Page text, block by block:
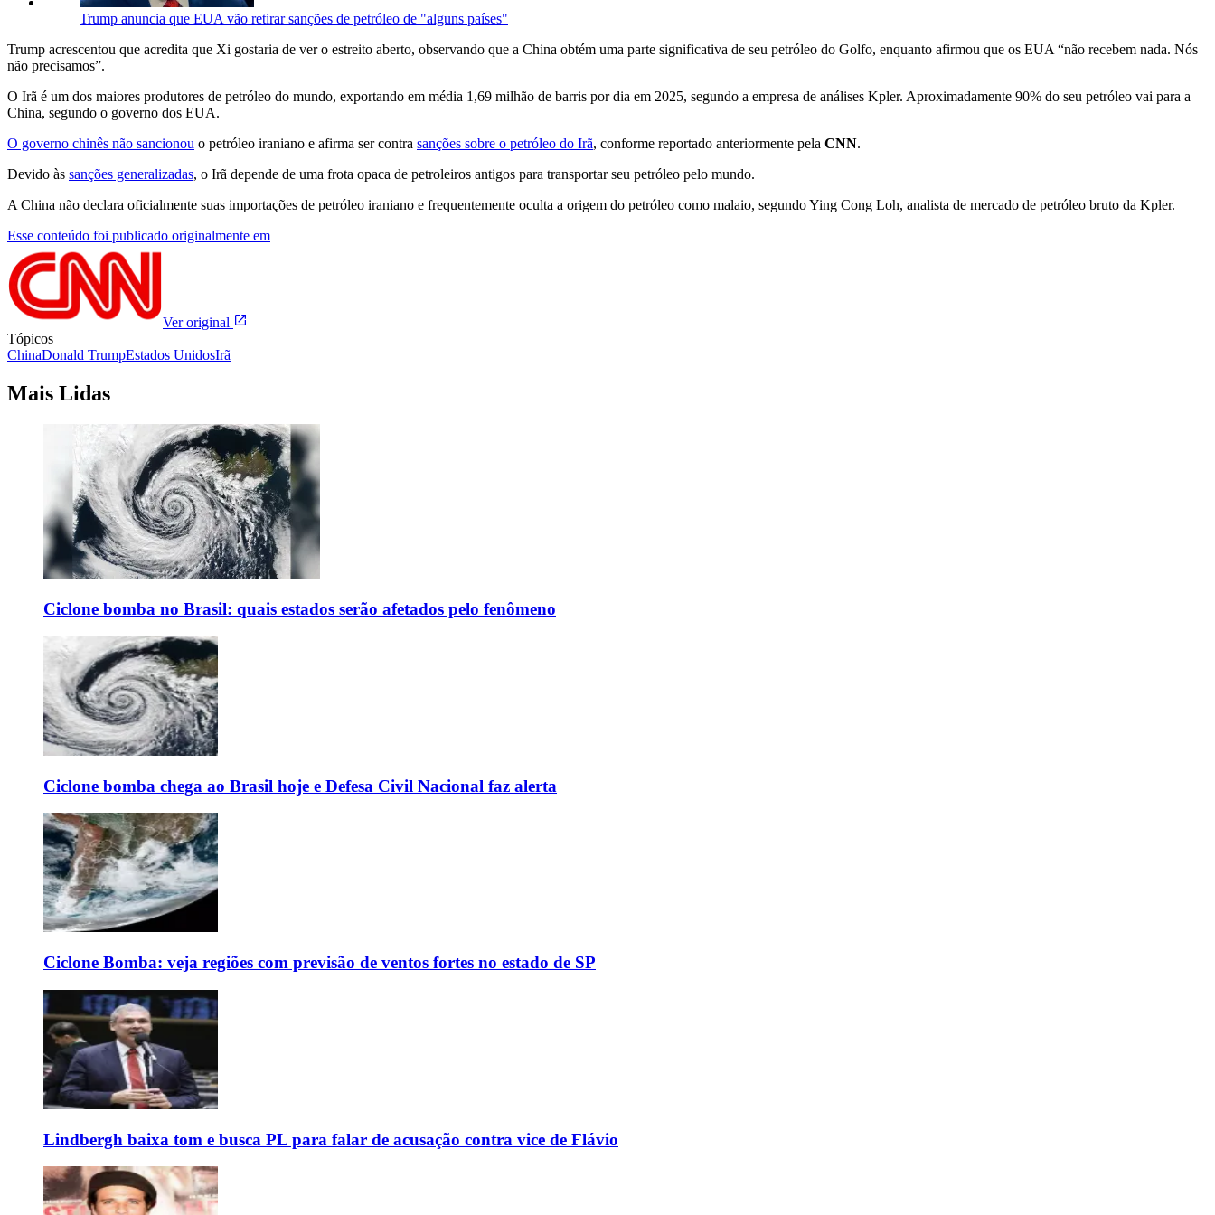
Trump anuncia que EUA vão retirar sanções de petróleo de "alguns países"
Trump acrescentou que acredita que Xi gostaria de ver o estreito aberto, observando que a China obtém uma parte significativa de seu petróleo do Golfo, enquanto afirmou que os EUA “não recebem nada. Nós
não precisamos”.
O Irã é um dos maiores produtores de petróleo do mundo, exportando em média 1,69 milhão de barris por dia em 2025, segundo a empresa de análises Kpler. Aproximadamente 90% do seu petróleo vai para a
China, segundo o governo dos EUA.
O governo chinês não sancionou o petróleo iraniano e afirma ser contra sanções sobre o petróleo do Irã, conforme reportado anteriormente pela CNN.
Devido às sanções generalizadas, o Irã depende de uma frota opaca de petroleiros antigos para transportar seu petróleo pelo mundo.
A China não declara oficialmente suas importações de petróleo iraniano e frequentemente oculta a origem do petróleo como malaio, segundo Ying Cong Loh, analista de mercado de petróleo bruto da Kpler.
Esse conteúdo foi publicado originalmente em
Ver original
Tópicos
ChinaDonald TrumpEstados UnidosIrã
Mais Lidas
Ciclone bomba no Brasil: quais estados serão afetados pelo fenômeno
Ciclone bomba chega ao Brasil hoje e Defesa Civil Nacional faz alerta
Ciclone Bomba: veja regiões com previsão de ventos fortes no estado de SP
Lindbergh baixa tom e busca PL para falar de acusação contra vice de Flávio